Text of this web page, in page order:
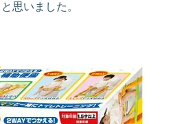
思いました。